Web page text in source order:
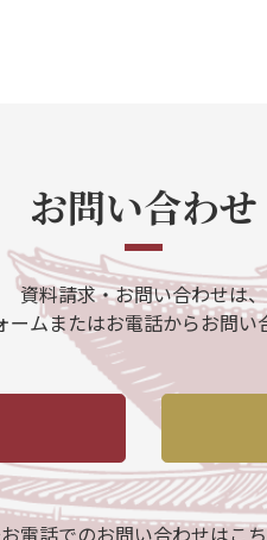
お問い合わせ
資料請求・お問い合わせは、
ームまたはお電話からお問い